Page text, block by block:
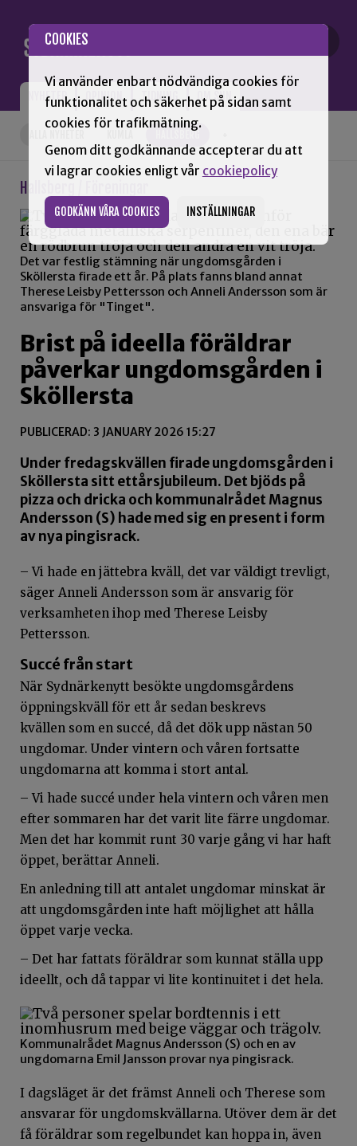
COOKIES
Vi använder enbart nödvändiga cookies för
funktionalitet och säkerhet på sidan samt
cookies för trafikmätning.
Genom ditt godkännande accepterar du att
vi lagrar cookies enligt vår cookiepolicy
GODKÄNN VÅRA COOKIES INSTÄLLNINGAR
NYHETER OPINION TIDNING OM SNN
HALLSBERG
Hallsberg / Föreningar
Det var festlig stämning när ungdomsgården i
Sköllersta firade ett år. På plats fanns bland annat
Therese Leisby Pettersson och Anneli Andersson som är
ansvariga för "Tinget".
Brist på ideella föräldrar
påverkar ungdomsgården i
Sköllersta
PUBLICERAD: 3 JANUARY 2026 15:27
Under fredagskvällen firade ungdomsgården i
Sköllersta sitt ettårsjubileum. Det bjöds på
pizza och dricka och kommunalrådet Magnus
Andersson (S) hade med sig en present i form
av nya pingisrack.
– Vi hade en jättebra kväll, det var väldigt trevligt,
säger Anneli Andersson som är ansvarig för
verksamheten ihop med Therese Leisby
Pettersson.
Succé från start
När Sydnärkenytt besökte ungdomsgårdens
öppningskväll för ett år sedan beskrevs
kvällen som en succé, då det dök upp nästan 50
ungdomar. Under vintern och våren fortsatte
ungdomarna att komma i stort antal.
– Vi hade succé under hela vintern och våren men
efter sommaren har det varit lite färre ungdomar.
Men det har kommit runt 30 varje gång vi har haft
öppet, berättar Anneli.
En anledning till att antalet ungdomar minskat är
att ungdomsgården inte haft möjlighet att hålla
öppet varje vecka.
– Det har fattats föräldrar som kunnat ställa upp
ideellt, och då tappar vi lite kontinuitet i det hela.
Kommunalrådet Magnus Andersson (S) och en av
ungdomarna Emil Jansson provar nya pingisrack.
I dagsläget är det främst Anneli och Therese som
ansvarar för ungdomskvällarna. Utöver dem är det
få föräldrar som regelbundet kan hoppa in, även